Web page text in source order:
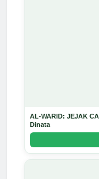
AL-WARID: JEJAK
Dinata